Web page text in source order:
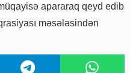
apararaq qeyd edib
məsələsindən